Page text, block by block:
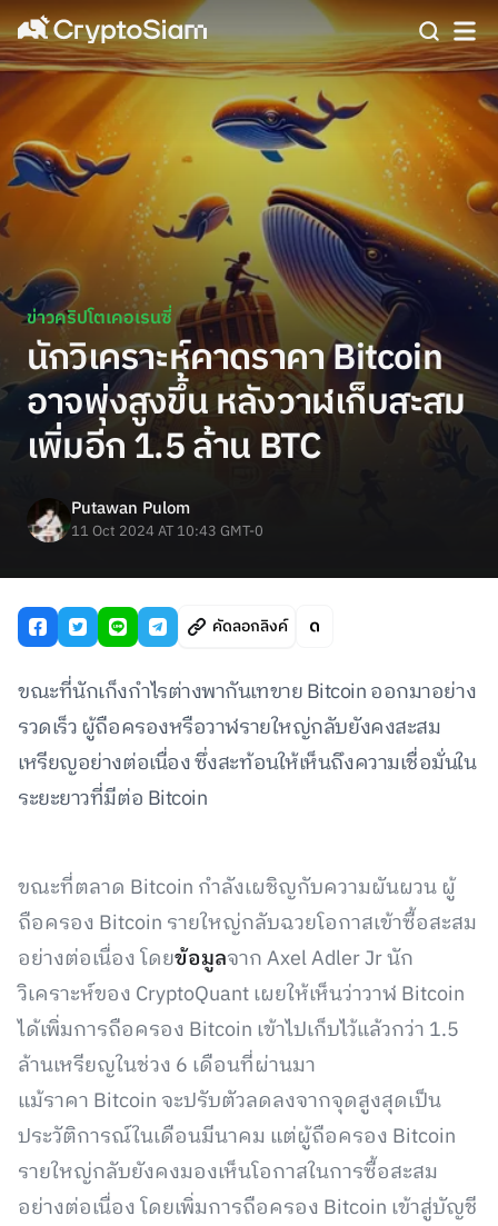
ข่าวคริปโตเคอเรนซี่
นักวิเคราะห์คาดราคา Bitcoin
อาจพุ่งสูงขึ้น หลังวาฬเก็บสะสม
เพิ่มอีก 1.5 ล้าน BTC
Putawan Pulom
11 Oct 2024 AT 10:43 GMT-0
คัดลอกลิงค์
ขณะที่นักเก็งกำไรต่างพากันเทขาย Bitcoin ออกมาอย่าง
รวดเร็ว ผู้ถือครองหรือวาฬรายใหญ่กลับยังคงสะสม
เหรียญอย่างต่อเนื่อง ซึ่งสะท้อนให้เห็นถึงความเชื่อมั่นใน
ระยะยาวที่มีต่อ Bitcoin
ขณะที่ตลาด Bitcoin กำลังเผชิญกับความผันผวน ผู้
ถือครอง Bitcoin รายใหญ่กลับฉวยโอกาสเข้าซื้อสะสม
อย่างต่อเนื่อง โดยข้อมูลจาก Axel Adler Jr นัก
วิเคราะห์ของ CryptoQuant เผยให้เห็นว่าวาฬ Bitcoin
ได้เพิ่มการถือครอง Bitcoin เข้าไปเก็บไว้แล้วกว่า 1.5
ล้านเหรียญในช่วง 6 เดือนที่ผ่านมา
แม้ราคา Bitcoin จะปรับตัวลดลงจากจุดสูงสุดเป็น
ประวัติการณ์ในเดือนมีนาคม แต่ผู้ถือครอง Bitcoin
รายใหญ่กลับยังคงมองเห็นโอกาสในการซื้อสะสม
อย่างต่อเนื่อง โดยเพิ่มการถือครอง Bitcoin เข้าสู่บัญชี